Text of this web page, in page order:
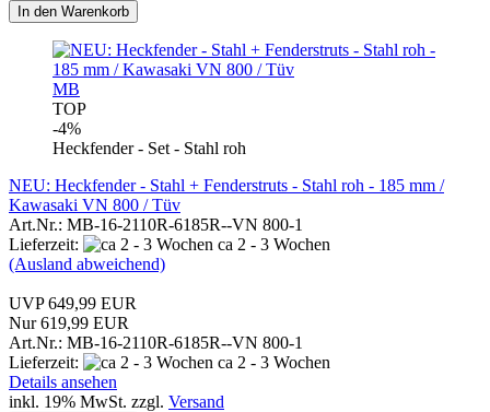
In den Warenkorb
MB
TOP
-4%
Heckfender - Set - Stahl roh
NEU: Heckfender - Stahl + Fenderstruts - Stahl roh - 185 mm /
Kawasaki VN 800 / Tüv
Art.Nr.: MB-16-2110R-6185R--VN 800-1
Lieferzeit:
ca 2 - 3 Wochen
(Ausland abweichend)
UVP 649,99 EUR
Nur 619,99 EUR
Art.Nr.: MB-16-2110R-6185R--VN 800-1
Lieferzeit:
ca 2 - 3 Wochen
Details ansehen
inkl. 19% MwSt. zzgl. Versand